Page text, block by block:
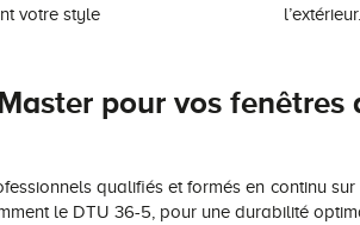
votre style
l’extérieur.
pour vos fenêtres
qualifiés et formés en continu
le DTU 36-5, pour une durabilité